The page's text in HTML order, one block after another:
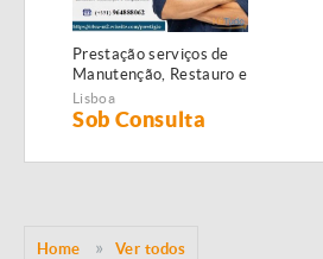
Prestação serviços de
Manutenção, Restauro e
Remodelação de
imóveis!
Lisboa
Sob Consulta
Home Ver todos